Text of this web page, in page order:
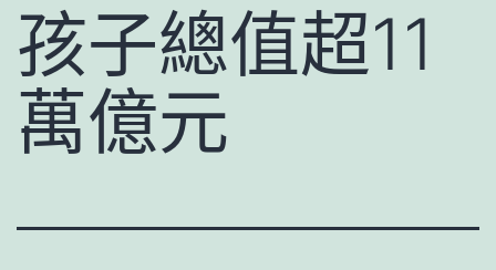
孩子總值超11
萬億元